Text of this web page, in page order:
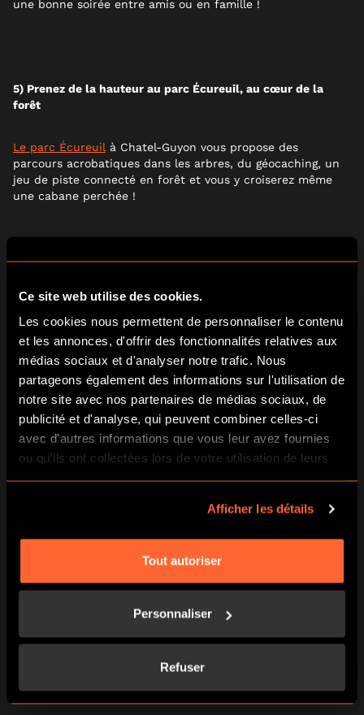
Ce site web utilise des cookies.
Les cookies nous permettent de personnaliser le contenu
et les annonces, d'offrir des fonctionnalités relatives aux
médias sociaux et d'analyser notre trafic. Nous
partageons également des informations sur l'utilisation de
notre site avec nos partenaires de médias sociaux, de
publicité et d'analyse, qui peuvent combiner celles-ci
avec d'autres informations que vous leur avez fournies
ou qu'ils ont collectées lors de votre utilisation de leurs
services.
Afficher les détails
Tout autoriser
Personnaliser
Refuser
une bonne soirée entre amis ou en famille !
5) Prenez de la hauteur au parc Écureuil, au cœur de la
forêt
Le parc Écureuil à Chatel-Guyon vous propose des
parcours acrobatiques dans les arbres, du géocaching, un
jeu de piste connecté en forêt et vous y croiserez même
une cabane perchée !
un après-midi farniente
Le Puy-de-Dôme possède de nombreux lacs et rivières où il
est possible de se baigner et de lézarder l’été : lac d’Aydat,
lac de Servière, lac Chambon, le Gour de Tazenat, Cournon
et autres lieux où passe l’Allier ! Vous n’avez plus qu’à
choisir votre destination.
chanson ! Rendez-vous au 46 Avenue de Cournon à
Aubière.
8) Testez l’une des énigmes régionales chez